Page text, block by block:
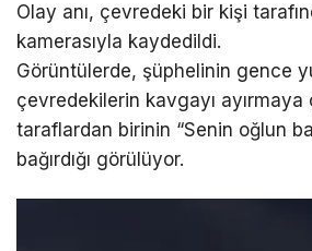
Olay anı, çevredeki bir kişi
kamerasıyla kaydedildi.
Görüntülerde, şüphelinin gence
çevredekilerin kavgayı ayırmaya
taraflardan birinin “Senin oğlun
bağırdığı görülüyor.